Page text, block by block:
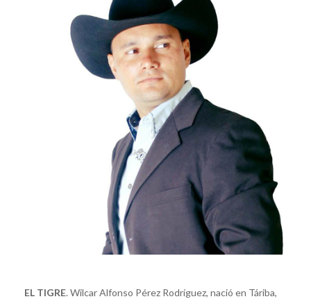
EL TIGRE. Wilcar Alfonso Pérez Rodríguez, nació en Táriba,